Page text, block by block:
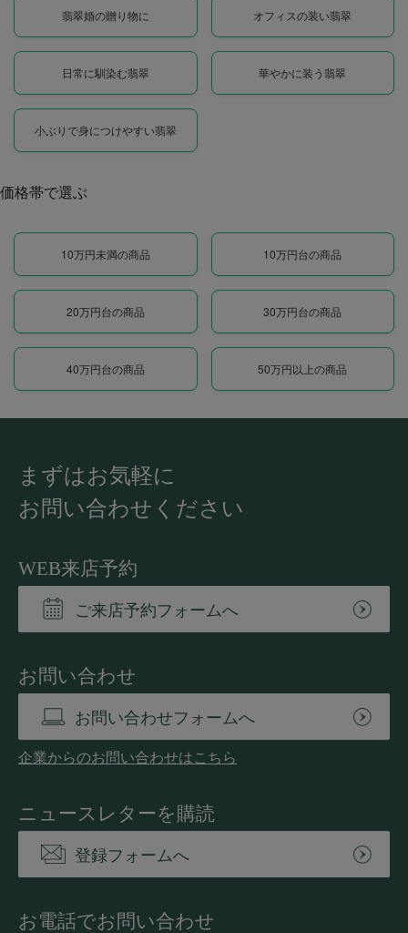
翡翠婚の贈り物に オフィスの装い翡翠
日常に馴染む翡翠 華やかに装う翡翠
小ぶりで身につけやすい翡翠
価格帯で選ぶ
10万円未満の商品 10万円台の商品
20万円台の商品 30万円台の商品
40万円台の商品 50万円以上の商品
まずはお気軽に
お問い合わせください
WEB来店予約
ご来店予約フォームへ
お問い合わせ
お問い合わせフォームへ
企業からのお問い合わせはこちら
ニュースレターを購読
登録フォームへ
お電話でお問い合わせ